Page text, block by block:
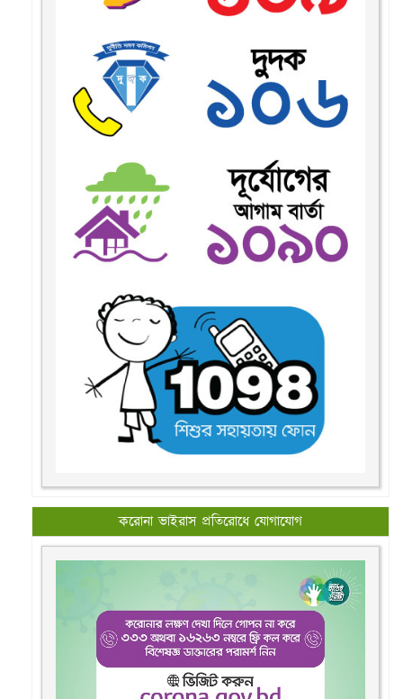
করোনা ভাইরাস প্রতিরোধে যোগাযোগ